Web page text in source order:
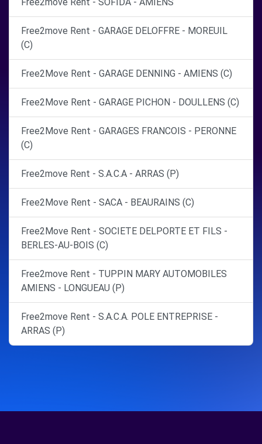
Free2move Rent - GARAGE DELOFFRE - MOREUIL
(C)
Free2Move Rent - GARAGE DENNING - AMIENS (C)
Free2Move Rent - GARAGE PICHON - DOULLENS (C)
Free2Move Rent - GARAGES FRANCOIS - PERONNE
(C)
Free2move Rent - S.A.C.A - ARRAS (P)
Free2Move Rent - SACA - BEAURAINS (C)
Free2Move Rent - SOCIETE DELPORTE ET FILS -
BERLES-AU-BOIS (C)
Free2move Rent - TUPPIN MARY AUTOMOBILES
AMIENS - LONGUEAU (P)
Free2move Rent - S.A.C.A. POLE ENTREPRISE -
ARRAS (P)